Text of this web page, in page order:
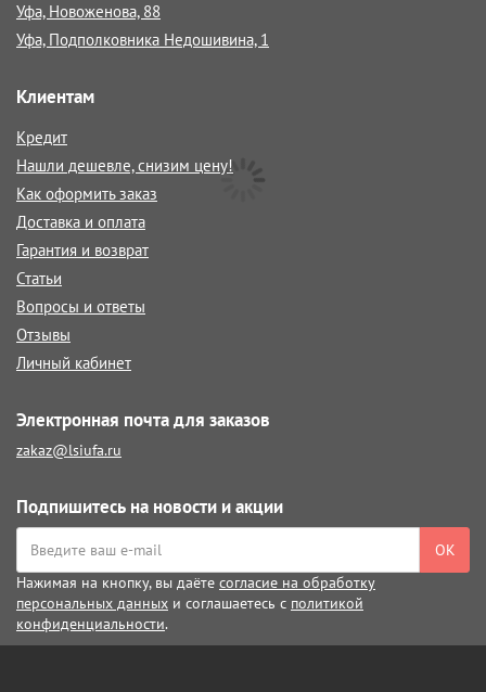
Уфа, Новоженова, 88
Уфа, Подполковника Недошивина, 1
Клиентам
Кредит
Нашли дешевле, снизим цену!
Как оформить заказ
Доставка и оплата
Гарантия и возврат
Статьи
Вопросы и ответы
Отзывы
Личный кабинет
Электронная почта для заказов
zakaz@lsiufa.ru
Подпишитесь на новости и акции
ОК
Нажимая на кнопку, вы даёте согласие на обработку
персональных данных и соглашаетесь с политикой
конфиденциальности.